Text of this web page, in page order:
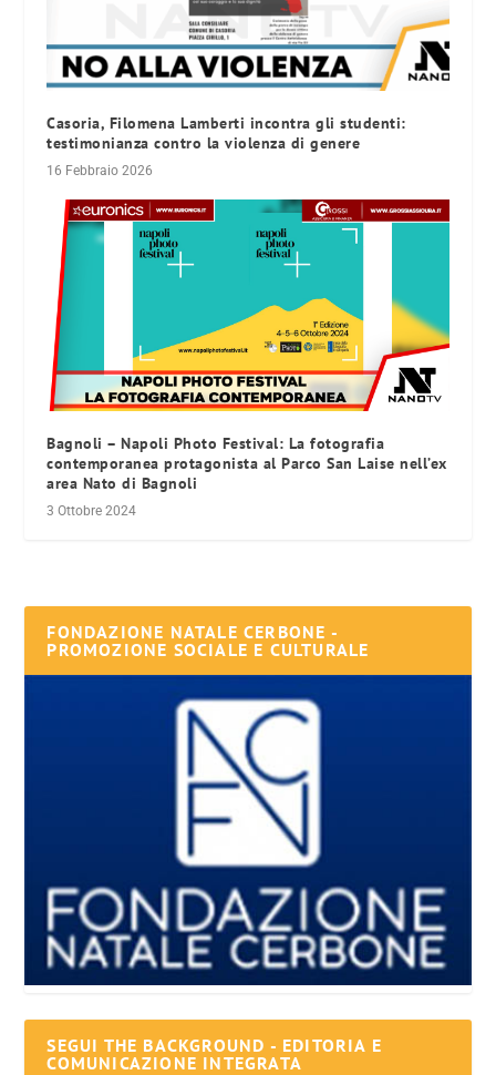
Casoria, Filomena Lamberti incontra gli studenti:
testimonianza contro la violenza di genere
16 Febbraio 2026
Bagnoli – Napoli Photo Festival: La fotografia
contemporanea protagonista al Parco San Laise nell’ex
area Nato di Bagnoli
3 Ottobre 2024
FONDAZIONE NATALE CERBONE -
PROMOZIONE SOCIALE E CULTURALE
SEGUI THE BACKGROUND - EDITORIA E
COMUNICAZIONE INTEGRATA